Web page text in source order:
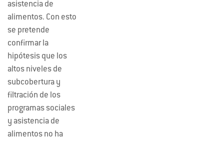
asistencia de
alimentos. Con esto
se pretende
confirmar la
hipótesis que los
altos niveles de
subcobertura y
filtración de los
programas sociales
y asistencia de
alimentos no ha